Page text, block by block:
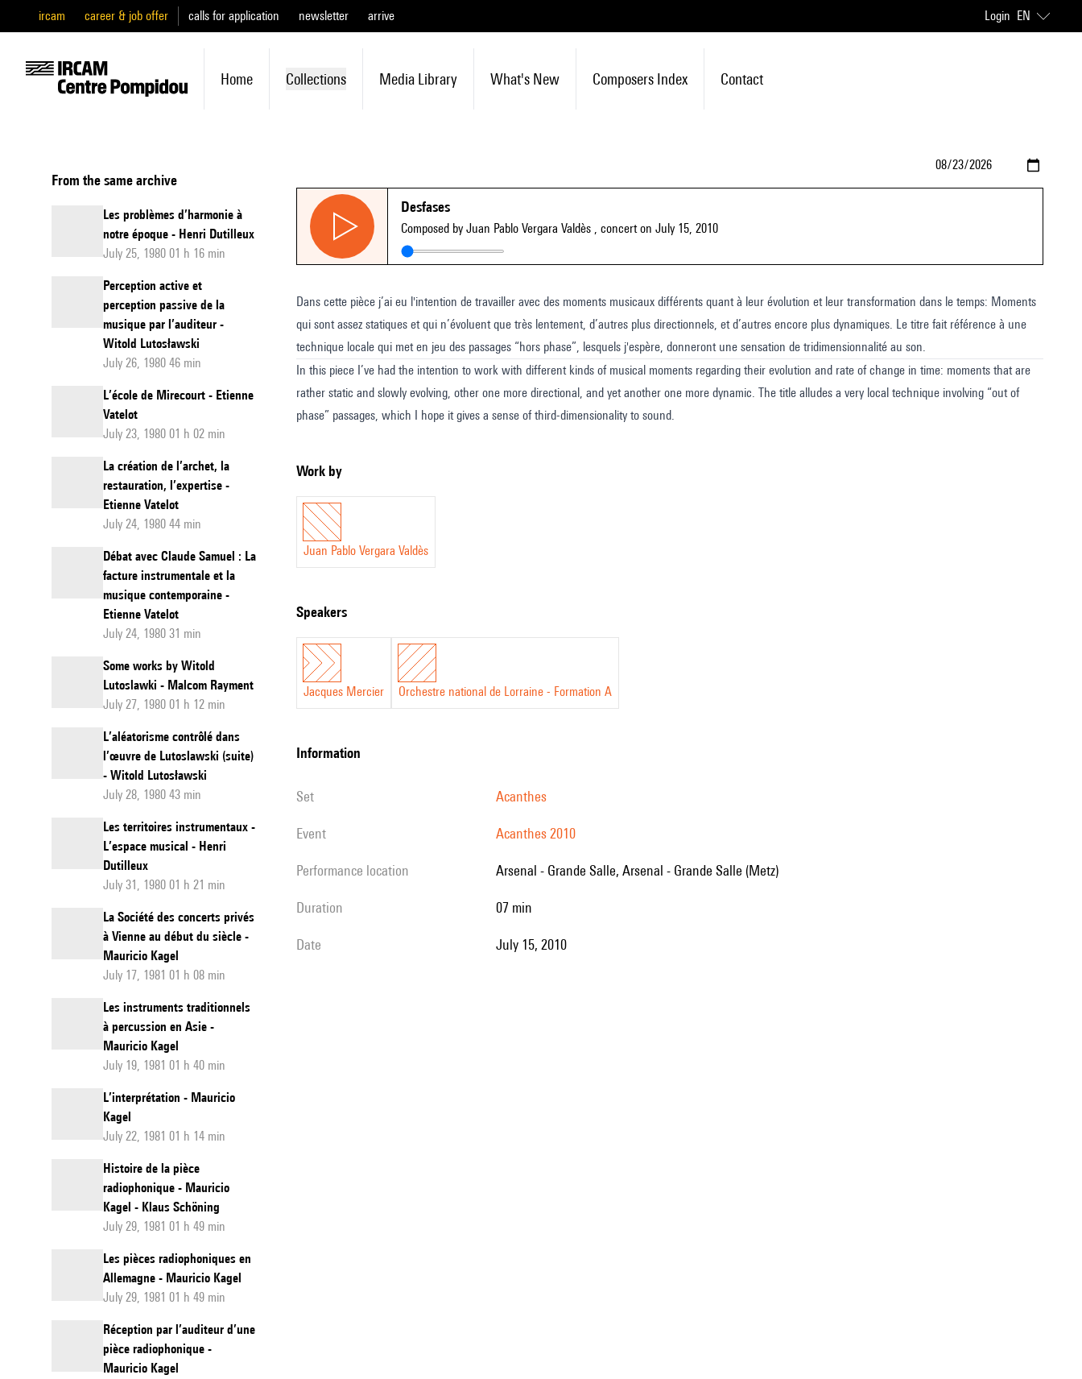
ircam career & job offer calls for application newsletter arrive Login EN
Home Collections Media Library What's New Composers Index Contact
From the same archive
Les problèmes d’harmonie à
notre époque - Henri Dutilleux
July 25, 1980 01 h 16 min
Perception active et
perception passive de la
musique par l’auditeur -
Witold Lutosławski
July 26, 1980 46 min
L’école de Mirecourt - Etienne
Vatelot
July 23, 1980 01 h 02 min
La création de l’archet, la
restauration, l’expertise -
Etienne Vatelot
July 24, 1980 44 min
Débat avec Claude Samuel : La
facture instrumentale et la
musique contemporaine -
Etienne Vatelot
July 24, 1980 31 min
Some works by Witold
Lutoslawki - Malcom Rayment
July 27, 1980 01 h 12 min
L’aléatorisme contrôlé dans
l’œuvre de Lutoslawski (suite)
- Witold Lutosławski
July 28, 1980 43 min
Les territoires instrumentaux -
L’espace musical - Henri
Dutilleux
July 31, 1980 01 h 21 min
La Société des concerts privés
à Vienne au début du siècle -
Mauricio Kagel
July 17, 1981 01 h 08 min
Les instruments traditionnels
à percussion en Asie -
Mauricio Kagel
July 19, 1981 01 h 40 min
L’interprétation - Mauricio
Kagel
July 22, 1981 01 h 14 min
Histoire de la pièce
radiophonique - Mauricio
Kagel - Klaus Schöning
July 29, 1981 01 h 49 min
Les pièces radiophoniques en
Allemagne - Mauricio Kagel
July 29, 1981 01 h 49 min
Réception par l’auditeur d’une
pièce radiophonique -
Mauricio Kagel
Desfases
Composed by Juan Pablo Vergara Valdès , concert on July 15, 2010
Dans cette pièce j’ai eu l'intention de travailler avec des moments musicaux différents quant à leur évolution et leur transformation dans le temps: Moments
qui sont assez statiques et qui n’évoluent que très lentement, d’autres plus directionnels, et d’autres encore plus dynamiques. Le titre fait référence à une
technique locale qui met en jeu des passages “hors phase”, lesquels j'espère, donneront une sensation de tridimensionnalité au son.
In this piece I’ve had the intention to work with different kinds of musical moments regarding their evolution and rate of change in time: moments that are
rather static and slowly evolving, other one more directional, and yet another one more dynamic. The title alludes a very local technique involving “out of
phase” passages, which I hope it gives a sense of third-dimensionality to sound.
Work by
Juan Pablo Vergara Valdès
speakers
Jacques Mercier Orchestre national de Lorraine - Formation A
information
set Acanthes
event Acanthes 2010
performance location Arsenal - Grande Salle, Arsenal - Grande Salle (Metz)
duration 07 min
date July 15, 2010